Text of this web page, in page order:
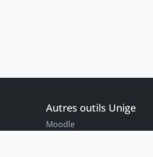
Autres outils Unige
Moodle